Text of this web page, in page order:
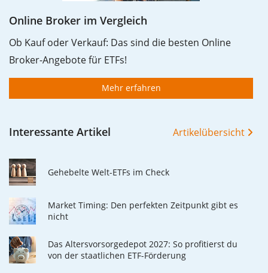
Online Broker im Vergleich
Ob Kauf oder Verkauf: Das sind die besten Online
Broker-Angebote für ETFs!
Mehr erfahren
Interessante Artikel Artikelübersicht
Gehebelte Welt-ETFs im Check
Market Timing: Den perfekten Zeitpunkt gibt es
nicht
Das Altersvorsorgedepot 2027: So profitierst du
von der staatlichen ETF-Förderung